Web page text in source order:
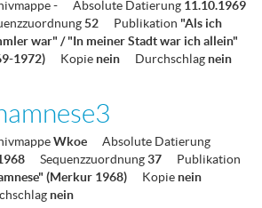
- Absolute Datierung 11.10.1969
52 Publikation "Als ich
war" / "In meiner Stadt war ich allein"
1972)
Kopie nein Durchschlag nein
Wkoe
Absolute Datierung
Sequenzzuordnung37
Publikation
(Merkur 1968)
Kopie nein
nein